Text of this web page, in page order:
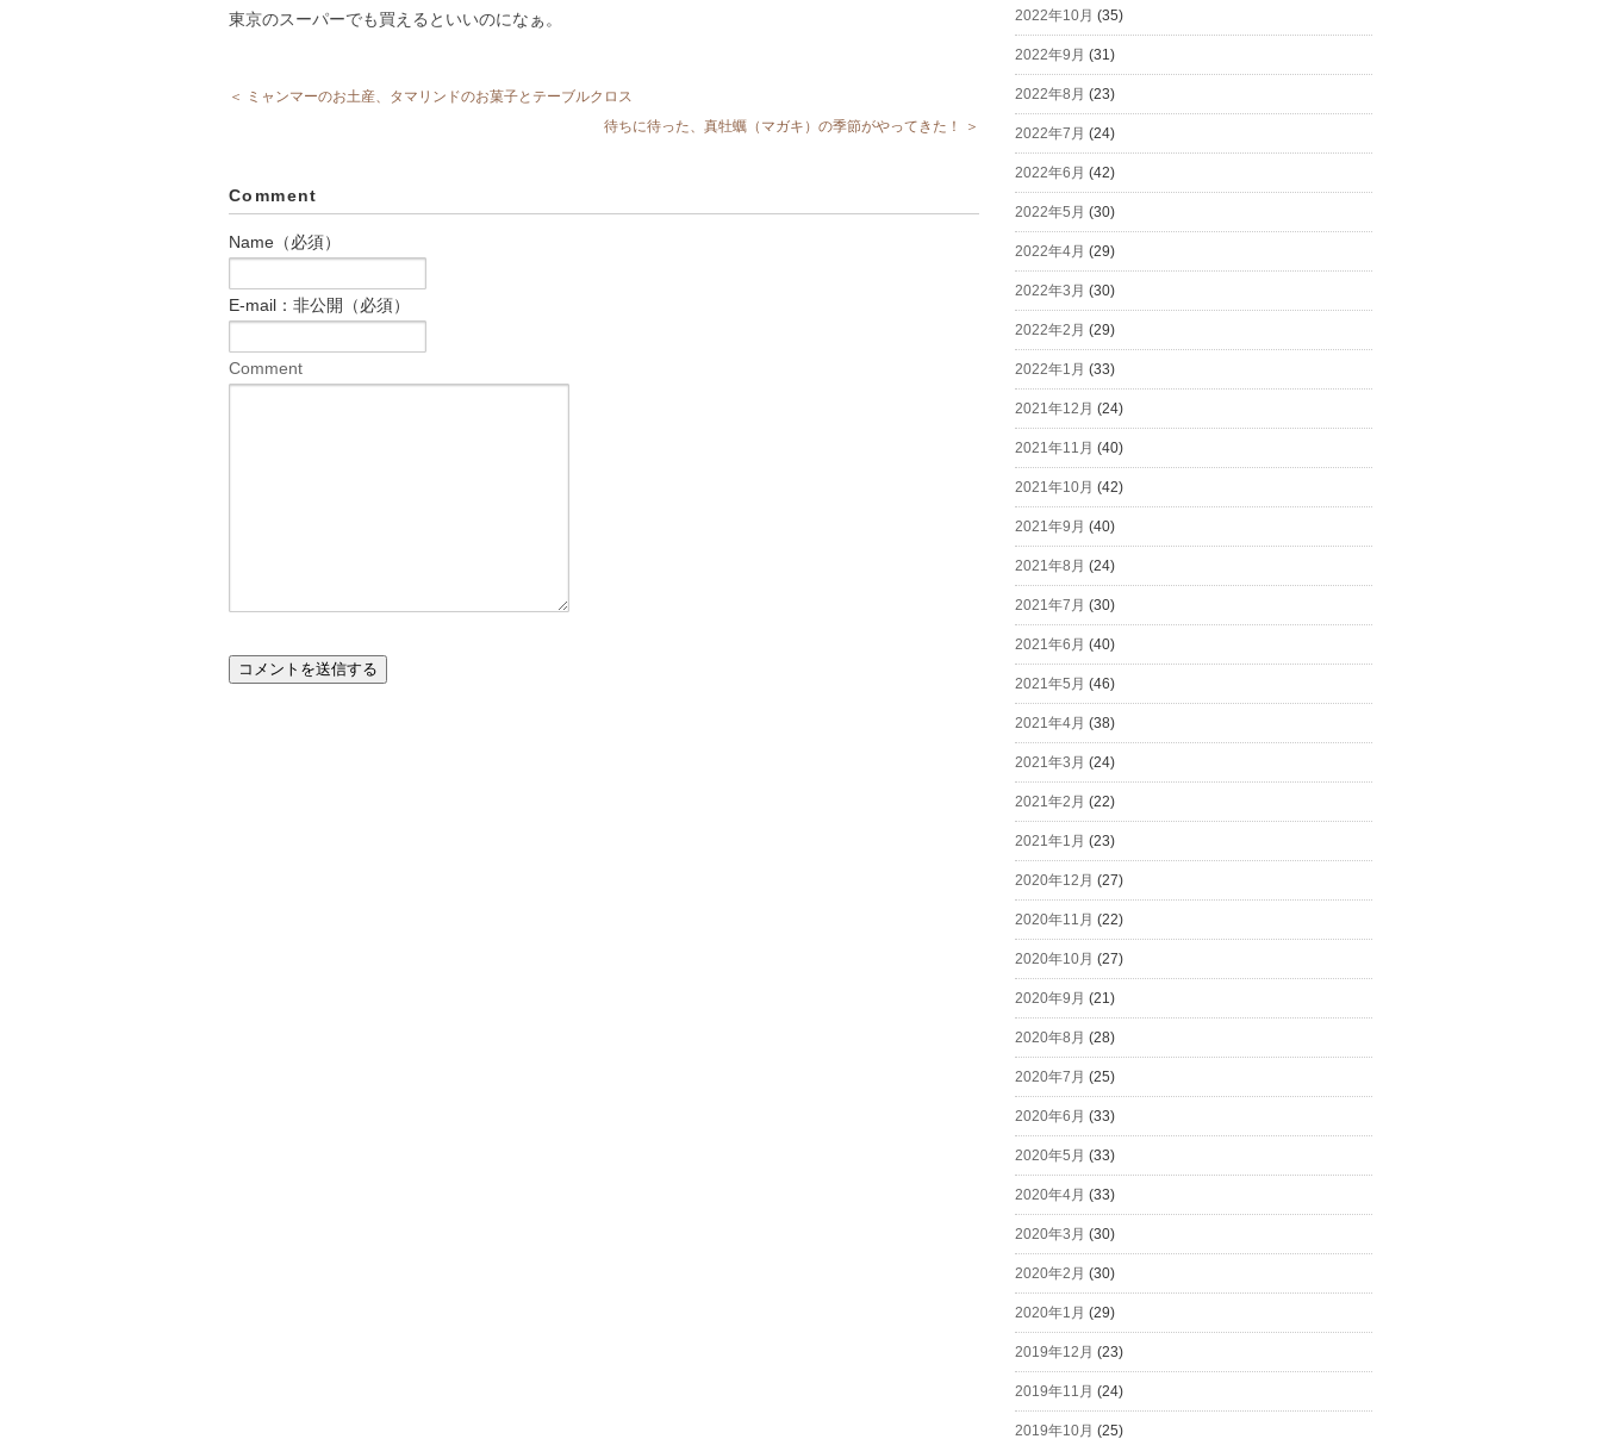
東京のスーパーでも買えるといいのになぁ。
＜ ミャンマーのお土産、タマリンドのお菓子とテーブルクロス
待ちに待った、真牡蠣（マガキ）の季節がやってきた！ ＞
Comment
Name（必須）
E-mail：非公開（必須）
Comment
2022年10月 (35)
2022年9月 (31)
2022年8月 (23)
2022年7月 (24)
2022年6月 (42)
2022年5月 (30)
2022年4月 (29)
2022年3月 (30)
2022年2月 (29)
2022年1月 (33)
2021年12月 (24)
2021年11月 (40)
2021年10月 (42)
2021年9月 (40)
2021年8月 (24)
2021年7月 (30)
2021年6月 (40)
2021年5月 (46)
2021年4月 (38)
2021年3月 (24)
2021年2月 (22)
2021年1月 (23)
2020年12月 (27)
2020年11月 (22)
2020年10月 (27)
2020年9月 (21)
2020年8月 (28)
2020年7月 (25)
2020年6月 (33)
2020年5月 (33)
2020年4月 (33)
2020年3月 (30)
2020年2月 (30)
2020年1月 (29)
2019年12月 (23)
2019年11月 (24)
2019年10月 (25)